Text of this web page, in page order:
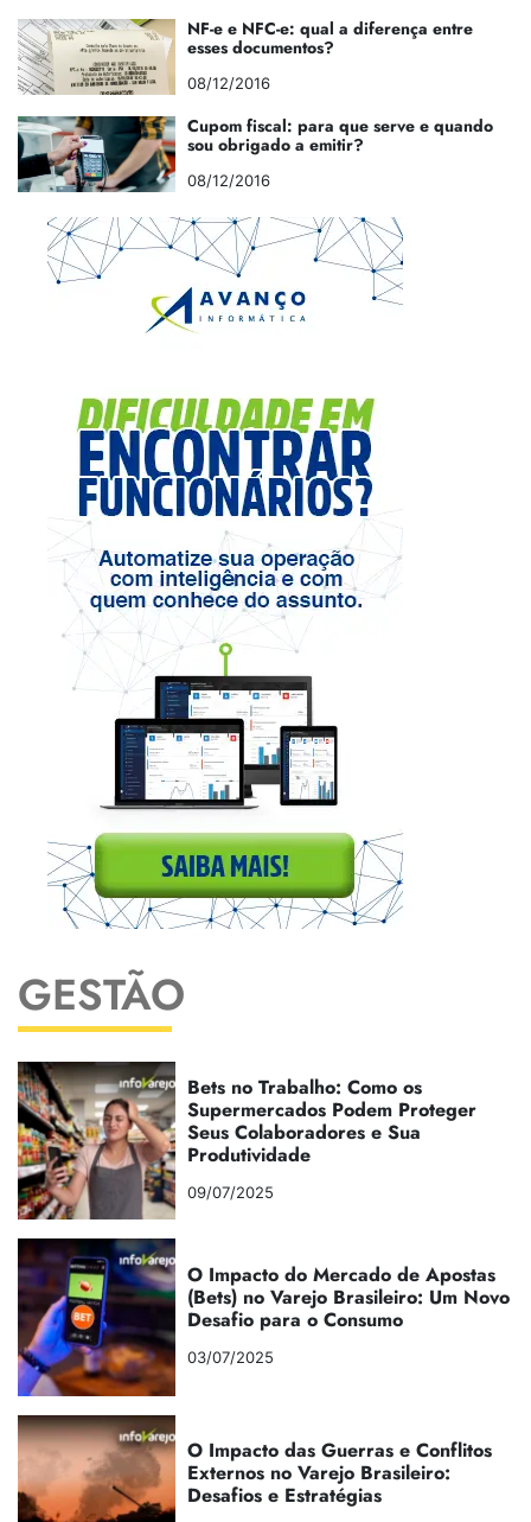
NF-e e NFC-e: qual a diferença entre
esses documentos?
08/12/2016
Cupom fiscal: para que serve e quando
sou obrigado a emitir?
08/12/2016
GESTÃO
Bets no Trabalho: Como os
Supermercados Podem Proteger
Seus Colaboradores e Sua
Produtividade
09/07/2025
O Impacto do Mercado de Apostas
(Bets) no Varejo Brasileiro: Um Novo
Desafio para o Consumo
03/07/2025
O Impacto das Guerras e Conflitos
Externos no Varejo Brasileiro:
Desafios e Estratégias